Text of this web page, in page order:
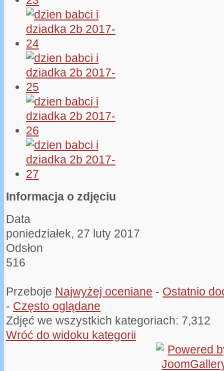
Informacja o zdjęciu
Data
poniedziałek, 27 luty 2017
Odsłon
516
Przeboje Najwyżej oceniane - Ostatnio
- Często oglądane
Zdjęć we wszystkich kategoriach: 7,312
Wróć do widoku kategorii